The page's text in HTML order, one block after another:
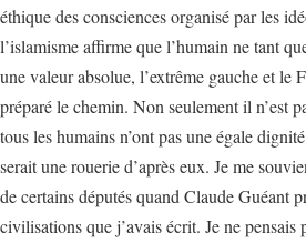
éthique des consciences organisé par les
l’islamisme affirme que l’humain ne tant
une valeur absolue, l’extrême gauche et le
préparé le chemin. Non seulement il n’est
tous les humains n’ont pas une égale
serait une rouerie d’après eux. Je me
de certains députés quand Claude Guéant
civilisations que j’avais écrit. Je ne pensais